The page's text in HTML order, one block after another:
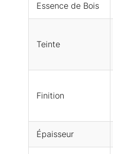
Essence de Bois
Teinte
Finition
Épaisseur